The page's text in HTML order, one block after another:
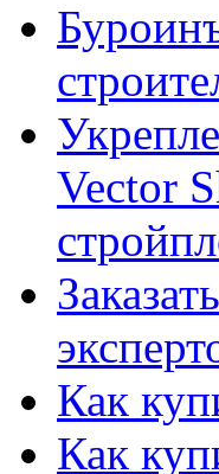
Vector
Как
Как